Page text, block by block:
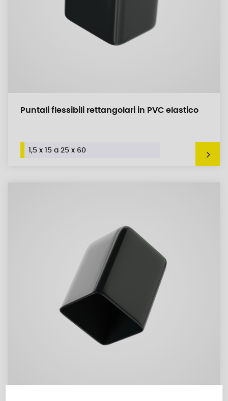
Puntali flessibili rettangolari in PVC elastico
1,5 x 15 a 25 x 60